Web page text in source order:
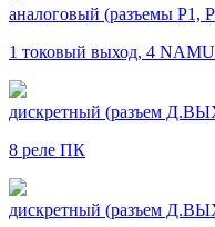
аналоговый (разъемы Р1,
1 токовый выход, 4
дискретный (разъем
8 реле ПК
дискретный (разъем